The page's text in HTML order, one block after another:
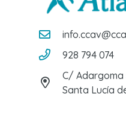
928 794 074
C/ Adargoma
Santa Lucía